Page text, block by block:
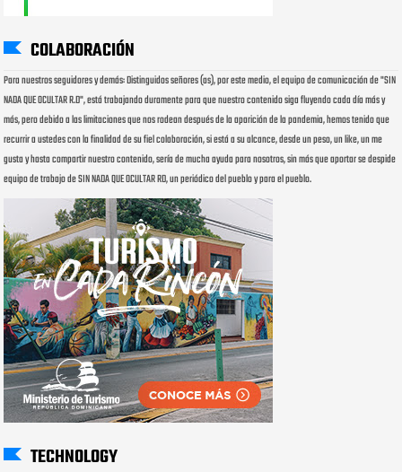
COLABORACIÓN
Para nuestros seguidores y demás: Distinguidos señores (as), por este medio, el equipo de comunicación de "SIN
NADA QUE OCULTAR R.D", está trabajando duramente para que nuestro contenido siga fluyendo cada día más y
más, pero debido a las limitaciones que nos rodean después de la aparición de la pandemia, hemos tenido que
recurrir a ustedes con la finalidad de su fiel colaboración, si está a su alcance, desde un peso, un like, un me
gusta y hasta compartir nuestro contenido, sería de mucha ayuda para nosotros, sin más que aportar se despide
equipo de trabajo de SIN NADA QUE OCULTAR RD, un periódico del pueblo y para el pueblo.
TECHNOLOGY